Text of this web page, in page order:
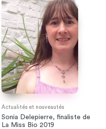
Actualités et nouveautés
Sonia Delepierre, finaliste de
La Miss Bio 2019